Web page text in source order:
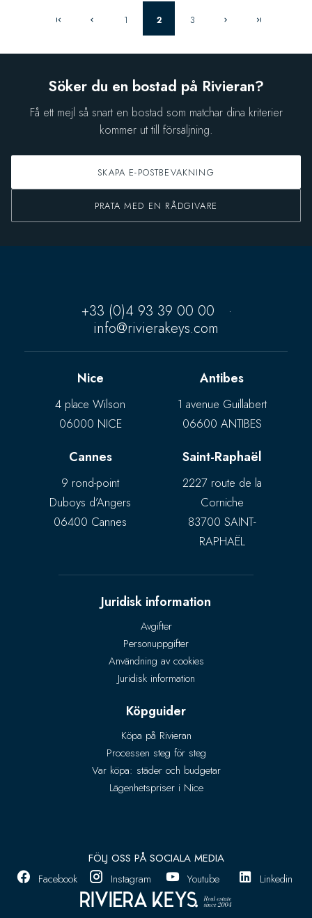
1 2 3
Söker du en bostad på Rivieran?
Få ett mejl så snart en bostad som matchar dina kriterier
kommer ut till försäljning.
SKAPA E-POSTBEVAKNING
PRATA MED EN RÅDGIVARE
+33 (0)4 93 39 00 00
·
info@rivierakeys.com
Nice
4 place Wilson
06000 NICE
Antibes
1 avenue Guillabert
06600 ANTIBES
Cannes
9 rond-point
Duboys d’Angers
06400 Cannes
Saint-Raphaël
2227 route de la
Corniche
83700 SAINT-
RAPHAËL
Juridisk information
Avgifter
Personuppgifter
Användning av cookies
Juridisk information
Köpguider
Köpa på Rivieran
Processen steg för steg
Var köpa: städer och budgetar
Lägenhetspriser i Nice
FÖLJ OSS PÅ SOCIALA MEDIA
Facebook
Instagram Youtube Linkedin